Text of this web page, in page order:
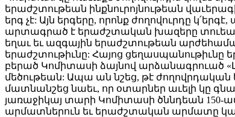
երաժշտութեան ինքնուրոյնութեան
երգ չէ: Այն երգերը, որոնք ժողովուրդը
արտագրած է երաժշտական խազերը տուեալ
եղաւ եւ ազգային երաժշտութեան
երաժշտութիւնը: Հայոց ցեղասպանութիւնը
բերած Կոմիտասի ձայնով արձանագրուած
մեծութեան: Ապա ան նշեց, թէ ժողովրդական
մատնանշեց նաեւ, որ օտարներ աւելի կը
յառաջիկայ տարի Կոմիտասի ծննդեան 150-
արմատներուն եւ երաժշտական արմատը